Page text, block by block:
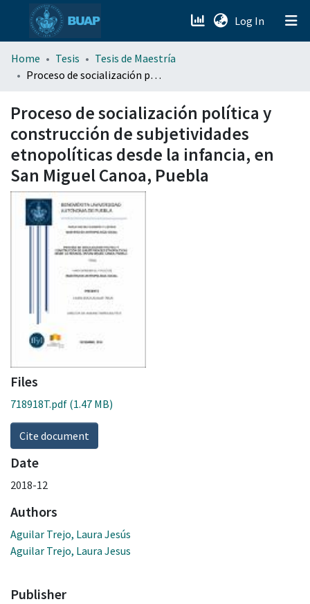
Log In (current)
menu.section.about_menu
Home Tesis
Tesis de Maestría
Proceso de socialización política y construcción de subjetividades etnopolíticas desde la infancia, en San Miguel Canoa, Puebla
Proceso de socialización política y
construcción de subjetividades
etnopolíticas desde la infancia, en
San Miguel Canoa, Puebla
Files
718918T.pdf (1.47 MB)
Cite document
Date
2018-12
Authors
Aguilar Trejo, Laura Jesús
Aguilar Trejo, Laura Jesus
Publisher